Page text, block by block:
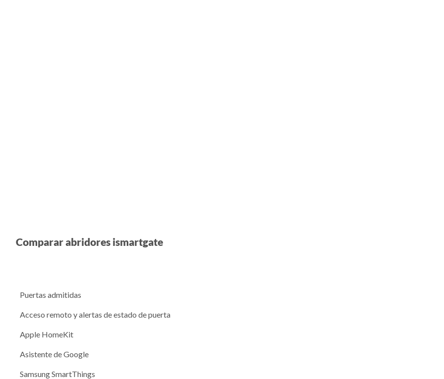
Comparar abridores ismartgate
Puertas admitidas
Acceso remoto y alertas de estado de puerta
Apple HomeKit
Asistente de Google
Samsung SmartThings